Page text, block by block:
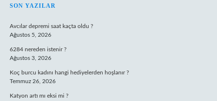
SIDEBAR
SON YAZILAR
Avcılar depremi saat kaçta oldu ?
Ağustos 5, 2026
6284 nereden istenir ?
Ağustos 3, 2026
Koç burcu kadını hangi hediyelerden hoşlanır ?
Temmuz 26, 2026
Katyon artı mı eksi mi ?